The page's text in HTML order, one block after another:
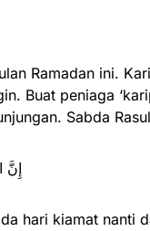
Ramadan ini.
Buat peniaga
Sabda
إِنَّ
hari kiamat nanti